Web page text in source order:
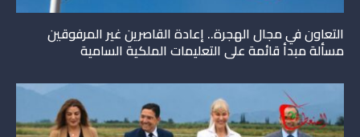
التعاون في مجال الهجرة.. إعادة القاصرين غير المرفوقين
مسألة مبدأ قائمة على التعليمات الملكية السامية